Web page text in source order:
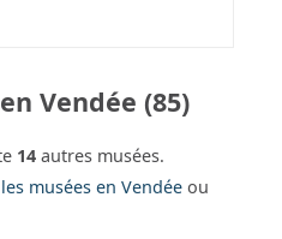
Vendée (85)
14 autres musées.
musées en Vendée ou